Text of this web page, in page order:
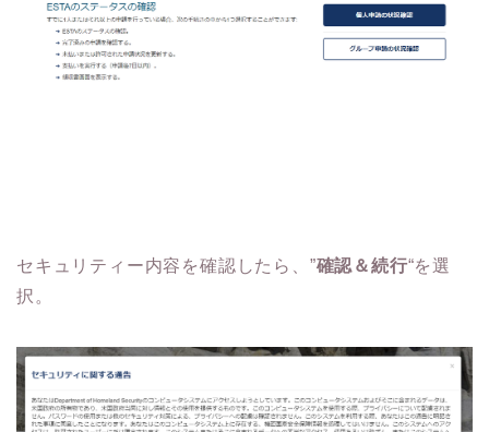
セキュリティー内容を確認したら、”確認＆続行“を選
択。